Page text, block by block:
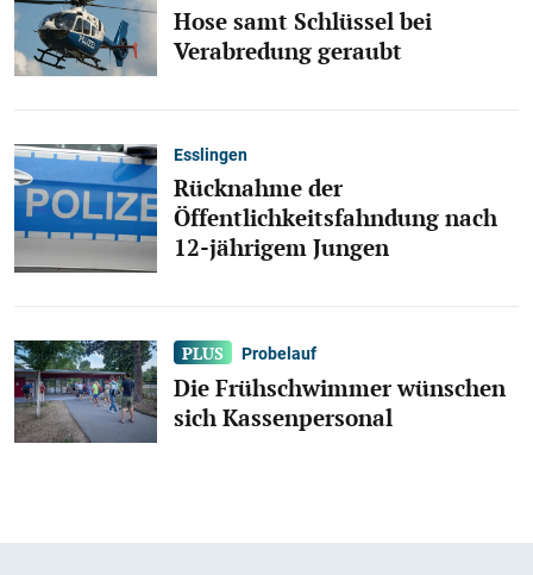
Hose samt Schlüssel bei
Verabredung geraubt
Esslingen
Rücknahme der
Öffentlichkeitsfahndung nach
12-jährigem Jungen
Probelauf
Die Frühschwimmer wünschen
sich Kassenpersonal